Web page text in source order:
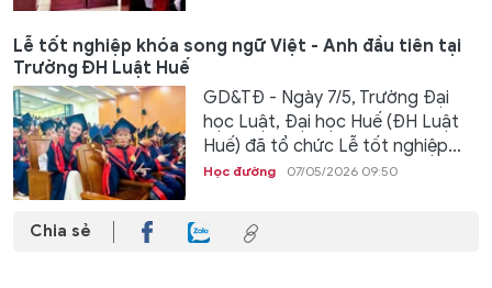
Lễ tốt nghiệp khóa song ngữ Việt - Anh đầu tiên tại
Trường ĐH Luật Huế
GD&TĐ - Ngày 7/5, Trường Đại
học Luật, Đại học Huế (ĐH Luật
Huế) đã tổ chức Lễ tốt nghiệp...
Học đường 07/05/2026 09:50
Chia sẻ